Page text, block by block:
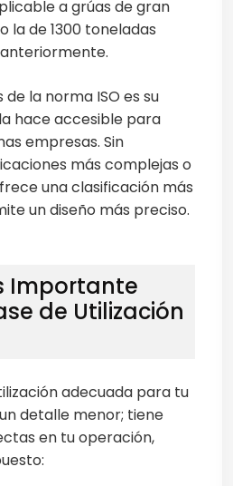
a grúas de gran
la de 1300 toneladas
la norma ISO es su
hace accesible para
empresas. Sin
más complejas o
una clasificación más
un diseño más preciso.
Importante
de Utilización
adecuada para tu
detalle menor; tiene
en tu operación,